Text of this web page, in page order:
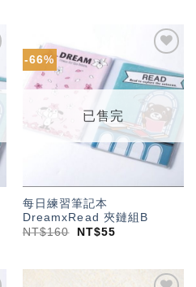
-66%
加入
「願
望輕
已售完
每日練習筆記本
DreamxRead 夾鏈組B
NT$160 NT$55